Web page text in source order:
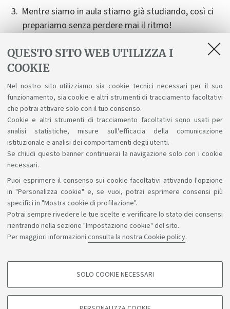
QUESTO SITO WEB UTILIZZA I
COOKIE
Nel nostro sito utilizziamo sia cookie tecnici necessari per il suo
funzionamento, sia cookie e altri strumenti di tracciamento facoltativi
che potrai attivare solo con il tuo consenso.
Cookie e altri strumenti di tracciamento facoltativi sono usati per
analisi statistiche, misure sull'efficacia della comunicazione
istituzionale e analisi dei comportamenti degli utenti.
Se chiudi questo banner continuerai la navigazione solo con i cookie
necessari.
Puoi esprimere il consenso sui cookie facoltativi attivando l'opzione
in "Personalizza cookie" e, se vuoi, potrai esprimere consensi più
specifici in "Mostra cookie di profilazione".
Potrai sempre rivedere le tue scelte e verificare lo stato dei consensi
rientrando nella sezione "Impostazione cookie" del sito.
Per maggiori informazioni consulta la nostra Cookie policy.
COOKIE DI PROFILAZIONE - FACOLTATIVI
SOLO COOKIE NECESSARI
Mentre siamo in aula stiamo già studiando, così ci
prepariamo senza perdere mai il ritmo!
laboratori e tirocini è fondamentale essere presenti
e attivi in prima persona.
Se sei uno studente con particolari esigenze personali,
consulta le informazioni sulprolungamento della
durata degli studi (percorso flessibile).
Sosteniamo il diritto alla conoscenza
Seguici su: